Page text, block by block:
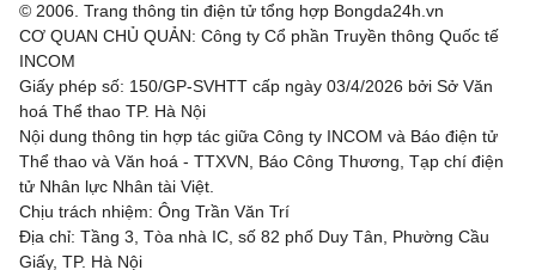
© 2006. Trang thông tin điện tử tổng hợp Bongda24h.vn
CƠ QUAN CHỦ QUẢN: Công ty Cổ phần Truyền thông Quốc tế
INCOM
Giấy phép số: 150/GP-SVHTT cấp ngày 03/4/2026 bởi Sở Văn
hoá Thể thao TP. Hà Nội
Nội dung thông tin hợp tác giữa Công ty INCOM và Báo điện tử
Thể thao và Văn hoá - TTXVN, Báo Công Thương, Tạp chí điện
tử Nhân lực Nhân tài Việt.
Chịu trách nhiệm: Ông Trần Văn Trí
Địa chỉ: Tầng 3, Tòa nhà IC, số 82 phố Duy Tân, Phường Cầu
Giấy, TP. Hà Nội